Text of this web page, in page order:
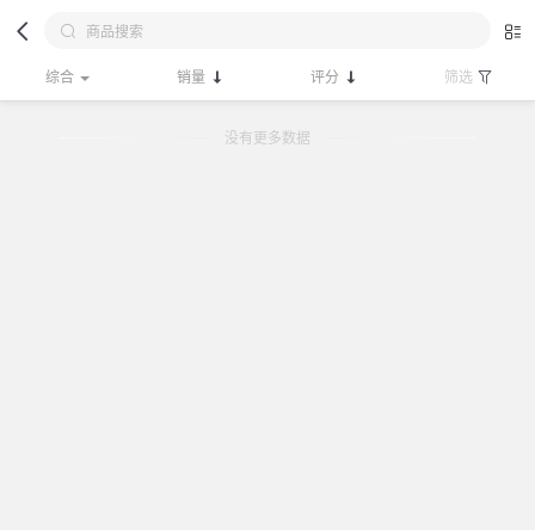
综合 销量 评分 筛选
没有更多数据